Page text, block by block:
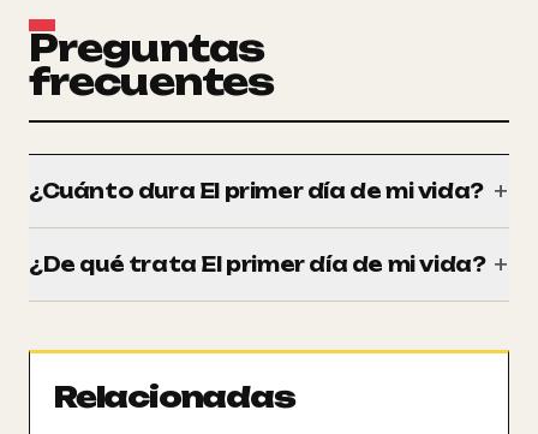
Preguntas
frecuentes
¿Cuánto dura El primer día de mi vida? +
¿De qué trata El primer día de mi vida? +
vuelvan a enamorarse de la vida. Su intención es
Relacionadas